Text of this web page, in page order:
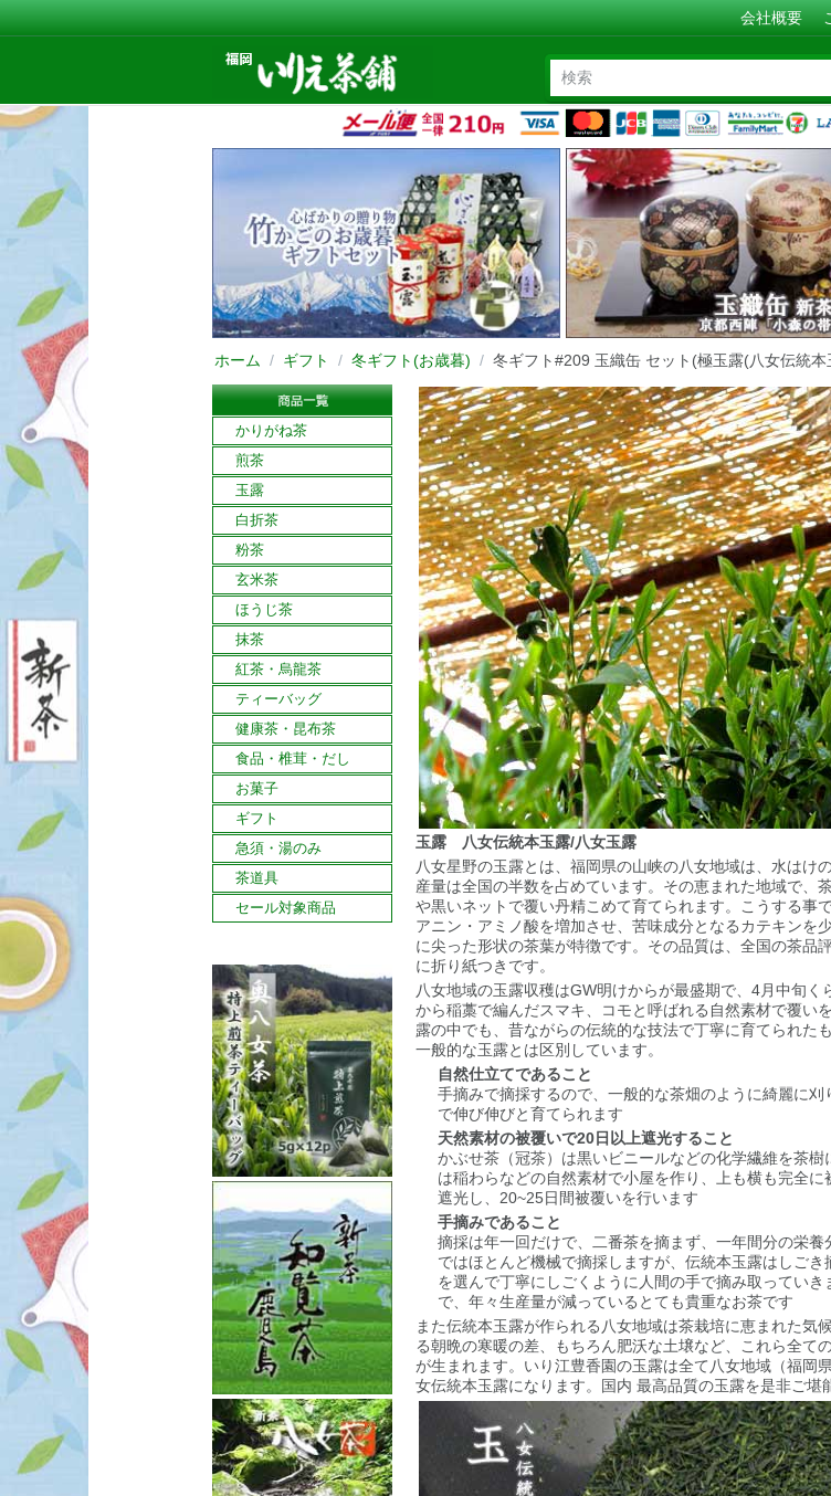
会社概要
ホーム / ギフト / 冬ギフト(お歳暮) / 冬ギフト#209 玉織缶 セット(極玉露(八女伝統
かりがね茶
煎茶
玉露
白折茶
粉茶
玄米茶
ほうじ茶
抹茶
紅茶・烏龍茶
ティーバッグ
健康茶・昆布茶
食品・椎茸・だし
お菓子
ギフト
急須・湯のみ
茶道具
セール対象商品
玉露 八女伝統本玉露/八女玉露
八女星野の玉露とは、福岡県の山峡の八女地域は、水はけ
産量は全国の半数を占めています。その恵まれた地域で、
や黒いネットで覆い丹精こめて育てられます。こうする事
アニン・アミノ酸を増加させ、苦味成分となるカテキンを
に尖った形状の茶葉が特徴です。その品質は、全国の茶品
に折り紙つきです。
八女地域の玉露収穫はGW明けからが最盛期で、4月中旬
から稲藁で編んだスマキ、コモと呼ばれる自然素材で覆い
露の中でも、昔ながらの伝統的な技法で丁寧に育てられた
一般的な玉露とは区別しています。
自然仕立てであること
手摘みで摘採するので、一般的な茶畑のように綺麗に
で伸び伸びと育てられます
天然素材の被覆いで20日以上遮光すること
かぶせ茶（冠茶）は黒いビニールなどの化学繊維を茶
は稲わらなどの自然素材で小屋を作り、上も横も完全
遮光し、20~25日間被覆いを行います
手摘みであること
摘採は年一回だけで、二番茶を摘まず、一年間分の栄
ではほとんど機械で摘採しますが、伝統本玉露はしご
を選んで丁寧にしごくように人間の手で摘み取ってい
で、年々生産量が減っているとても貴重なお茶です
また伝統本玉露が作られる八女地域は茶栽培に恵まれた気
る朝晩の寒暖の差、もちろん肥沃な土壌など、これら全て
が生まれます。いり江豊香園の玉露は全て八女地域（福岡
女伝統本玉露になります。国内 最高品質の玉露を是非ご堪